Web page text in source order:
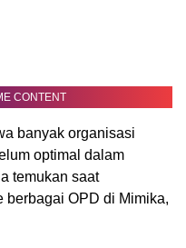
CONTENT
banyak organisasi
optimal dalam
temukan saat
berbagai OPD di Mimika,